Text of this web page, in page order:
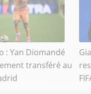
: Yan Diomandé
transféré au